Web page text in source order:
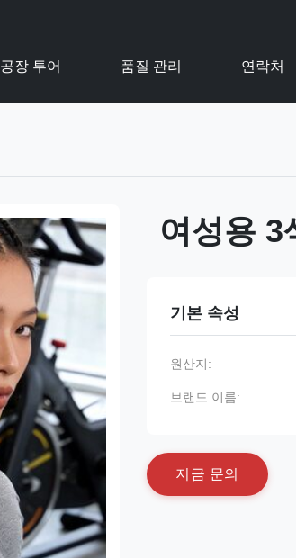
공장 투어 품질 관리 연락처
여성용 3
기본 속성
원산지:
브랜드 이름:
지 금 문의